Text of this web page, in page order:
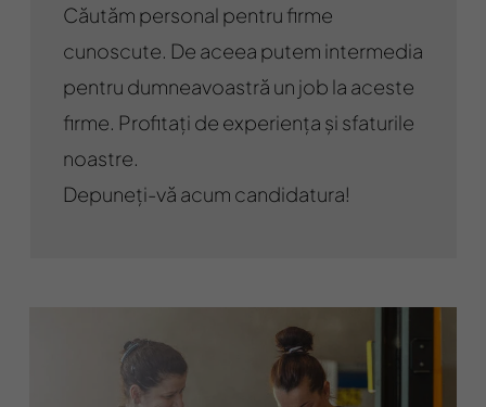
Căutăm personal pentru firme
cunoscute. De aceea putem intermedia
pentru dumneavoastră un job la aceste
firme. Profitați de experiența și sfaturile
noastre.
Depuneți-vă acum candidatura!